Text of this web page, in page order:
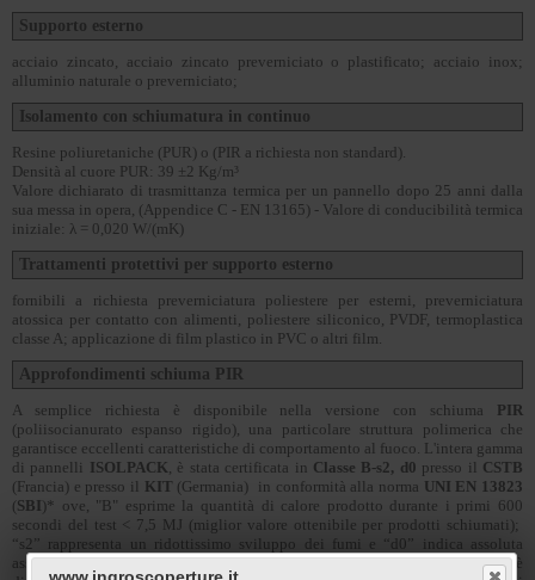
Supporto esterno
acciaio zincato, acciaio zincato preverniciato o plastificato; acciaio inox;
alluminio naturale o preverniciato;
Isolamento con schiumatura in continuo
Resine poliuretaniche (PUR) o (PIR a richiesta non standard).
Densità al cuore PUR: 39 ±2 Kg/m³
Valore dichiarato di trasmittanza termica per un pannello dopo 25 anni dalla
sua messa in opera, (Appendice C - EN 13165) - Valore di conducibilità termica
iniziale: λ = 0,020 W/(mK)
Trattamenti protettivi per supporto esterno
fornibili a richiesta preverniciatura poliestere per esterni, preverniciatura
atossica per contatto con alimenti, poliestere siliconico, PVDF, termoplastica
classe A; applicazione di film plastico in PVC o altri film.
Approfondimenti schiuma PIR
A semplice richiesta è disponibile nella versione con schiuma PIR
(poliisocianurato espanso rigido), una particolare struttura polimerica che
garantisce eccellenti caratteristiche di comportamento al fuoco. L'intera gamma
di pannelli ISOLPACK , è stata certificata in Classe B-s2, d0 presso il CSTB
(Francia) e presso il KIT (Germania) in conformità alla norma UNI EN 13823
(SBI )* ove, "B" esprime la quantità di calore prodotto durante i primi 600
secondi del test < 7,5 MJ (miglior valore ottenibile per prodotti schiumati);
“s2” rappresenta un ridottissimo sviluppo dei fumi e “d0” indica assoluta
assenza di gocce e/o particelle infiammate. Negli ultimi anni, il testSBIè